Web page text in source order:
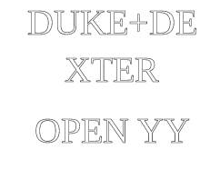
DUKE+DE
XTER
OPEN YY